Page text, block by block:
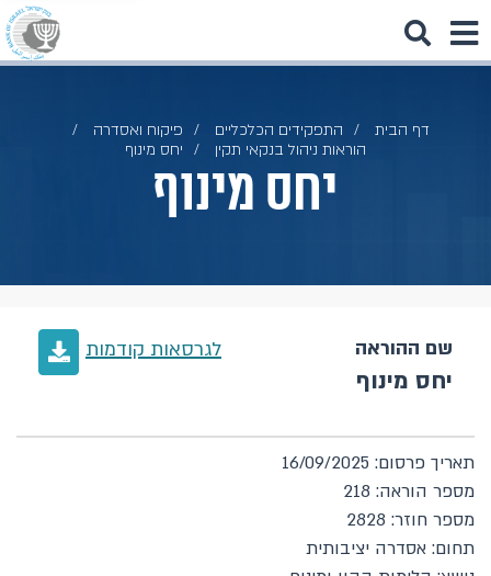
דף הבית התפקידים הכלכליים
פיקוח ואסדרה
הוראות ניהול בנקאי תקין
יחס מינוף
יחס מינוף
שם ההוראה
יחס מינוף
לגרסאות קודמות
תאריך פרסום: 16/09/2025
מספר הוראה: 218
מספר חוזר: 2828
תחום: אסדרה יציבותית